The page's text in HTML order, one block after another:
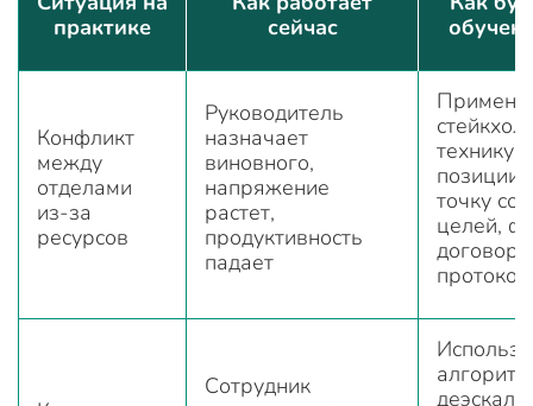
практике
сейчас
Конфликт
между
отделами
из-за
ресурсов
Руководитель
назначает
виновного,
напряжение
растет,
продуктивность
падает
технику
точку
целей,
Сотрудник
алгоритм